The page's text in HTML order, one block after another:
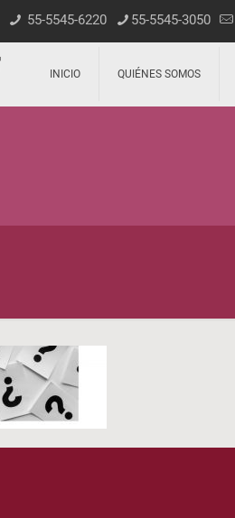
55-5545-6220 55-5545-3050
INICIO QUIÉNES SOMOS